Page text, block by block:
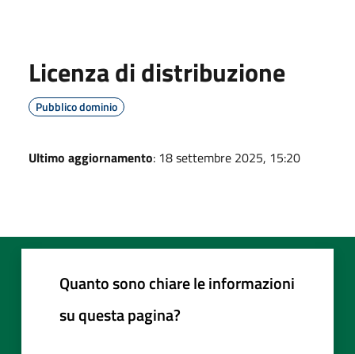
Licenza di distribuzione
Pubblico dominio
Ultimo aggiornamento: 18 settembre 2025, 15:20
Quanto sono chiare le informazioni
su questa pagina?